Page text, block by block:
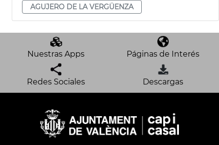
AGUJERO DE LA VERGÜENZA
Nuestras Apps Páginas de Interés
Redes Sociales Descargas